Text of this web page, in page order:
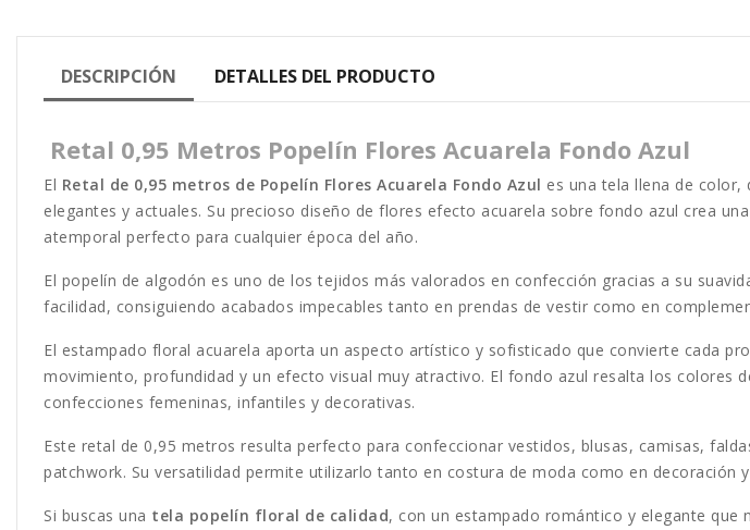
DESCRIPCIÓN DETALLES DEL PRODUCTO
Retal 0,95 Metros Popelín Flores Acuarela Fondo Azul
El Retal de 0,95 metros de Popelín Flores Acuarela Fondo Azul es una tela llena de color,
elegantes y actuales. Su precioso diseño de flores efecto acuarela sobre fondo azul crea
atemporal perfecto para cualquier época del año.
El popelín de algodón es uno de los tejidos más valorados en confección gracias a su
facilidad, consiguiendo acabados impecables tanto en prendas de vestir como en
El estampado floral acuarela aporta un aspecto artístico y sofisticado que convierte cada
movimiento, profundidad y un efecto visual muy atractivo. El fondo azul resalta los colores
confecciones femeninas, infantiles y decorativas.
Este retal de 0,95 metros resulta perfecto para confeccionar vestidos, blusas, camisas,
patchwork. Su versatilidad permite utilizarlo tanto en costura de moda como en decoración
Si buscas una tela popelín floral de calidad, con un estampado romántico y elegante que